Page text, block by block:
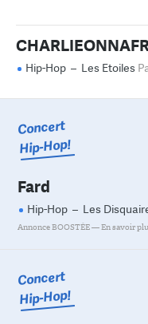
Hip-Hop – Les Etoiles
Concert
Hip-Hop!
Fard
Hip-Hop – Les
Annonce BOOSTÉE —En savoir
Concert
Hip-Hop!